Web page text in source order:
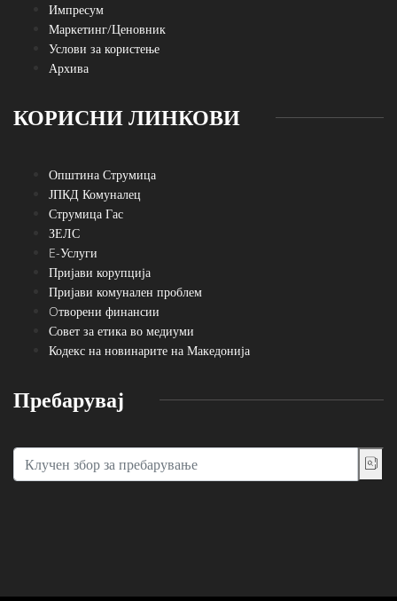
Импресум
Маркетинг/Ценовник
Услови за користење
Архива
КОРИСНИ ЛИНКОВИ
Општина Струмица
ЈПКД Комуналец
Струмица Гас
ЗЕЛС
E-Услуги
Пријави корупција
Пријави комунален проблем
Oтворени финансии
Совет за етика во медиуми
Кодекс на новинарите на Македонија
Пребарувај